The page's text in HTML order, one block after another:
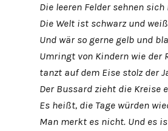
Die leeren Felder sehnen sich
Die Welt ist schwarz und
Und wär so gerne gelb und
Umringt von Kindern wie der
tanzt auf dem Eise stolz der
Der Bussard zieht die Kreise
Es heißt, die Tage würden
Man merkt es nicht. Und es